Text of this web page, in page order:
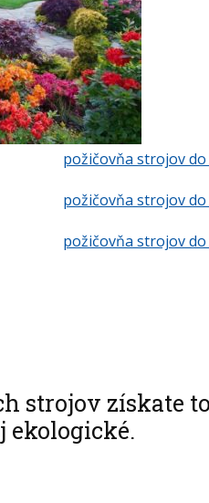
požičovňa strojov
požičovňa strojov
požičovňa strojov
strojov získate
ekologické.